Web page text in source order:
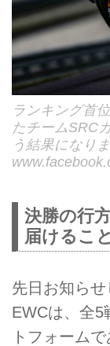
ランキング首
たチームSRC
う結果になりま
決勝の行
届けるこ
先日お知ら
EWCは、全5
トフォーム